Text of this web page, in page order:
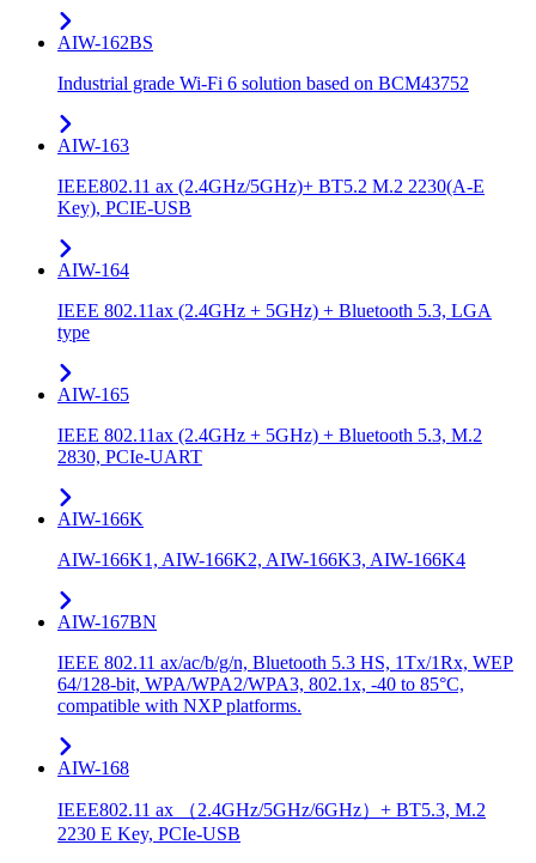
AIW-162BS
Industrial grade Wi-Fi 6 solution based on BCM43752
AIW-163
IEEE802.11 ax (2.4GHz/5GHz)+ BT5.2 M.2 2230(A-E
Key), PCIE-USB
AIW-164
IEEE 802.11ax (2.4GHz + 5GHz) + Bluetooth 5.3, LGA
type
AIW-165
IEEE 802.11ax (2.4GHz + 5GHz) + Bluetooth 5.3, M.2
2830, PCIe-UART
AIW-166K
AIW-166K1, AIW-166K2, AIW-166K3, AIW-166K4
AIW-167BN
IEEE 802.11 ax/ac/b/g/n, Bluetooth 5.3 HS, 1Tx/1Rx, WEP
64/128-bit, WPA/WPA2/WPA3, 802.1x, -40 to 85°C,
compatible with NXP platforms.
AIW-168
IEEE802.11 ax （2.4GHz/5GHz/6GHz）+ BT5.3, M.2
2230 E Key, PCIe-USB